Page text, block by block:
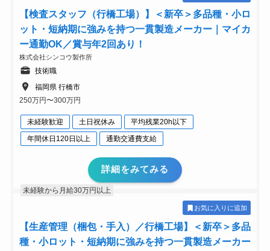
【検査スタッフ（行橋工場）】＜新卒＞多品種・小ロ
ット・短納期に強みを持つ一貫製造メーカー｜マイカ
ー通勤OK／賞与年2回あり！
株式会社シンコウ製作所
技術職
福岡県 行橋市
250万円〜300万円
未経験歓迎 土日祝休み
平均残業20h以下
年間休日120日以上
通勤交通費支給
詳細をみてみる
未経験から月給30万円以上
お気に入りに追加
【生産管理（梱包・手入）／行橋工場】＜新卒＞多品
種・小ロット・短納期に強みを持つ一貫製造メーカー